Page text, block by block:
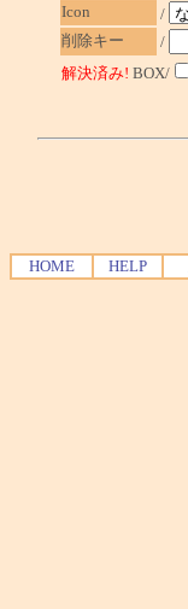
Icon /
削除キー /
解決済み! BOX/
HOME HELP